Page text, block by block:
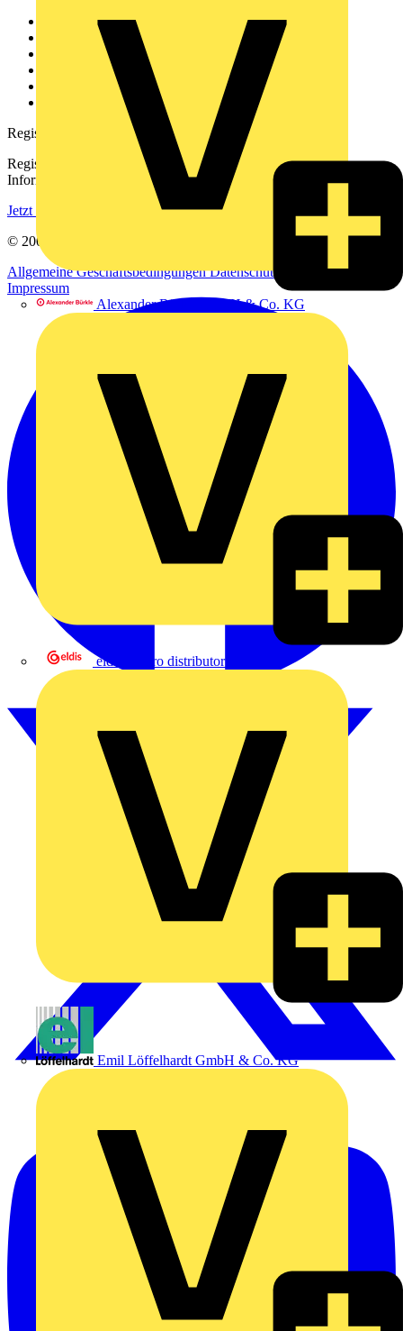
Alexander Bürkle GmbH & Co. KG
eldis electro distributor GmbH
Emil Löffelhardt GmbH & Co. KG
Weitere Links
Downloadbereich (PDFs)
Häufig gestellte Fragen
voltimum.com
Registrierung
Registrieren Sie sich kostenlos und erhalten Sie stets aktuelle
Informationen aus der Elektroindustrie.
Jetzt registrieren
© 2002-
Allgemeine GeschäftsbedingungenDatenschutzerklärung
Impressum